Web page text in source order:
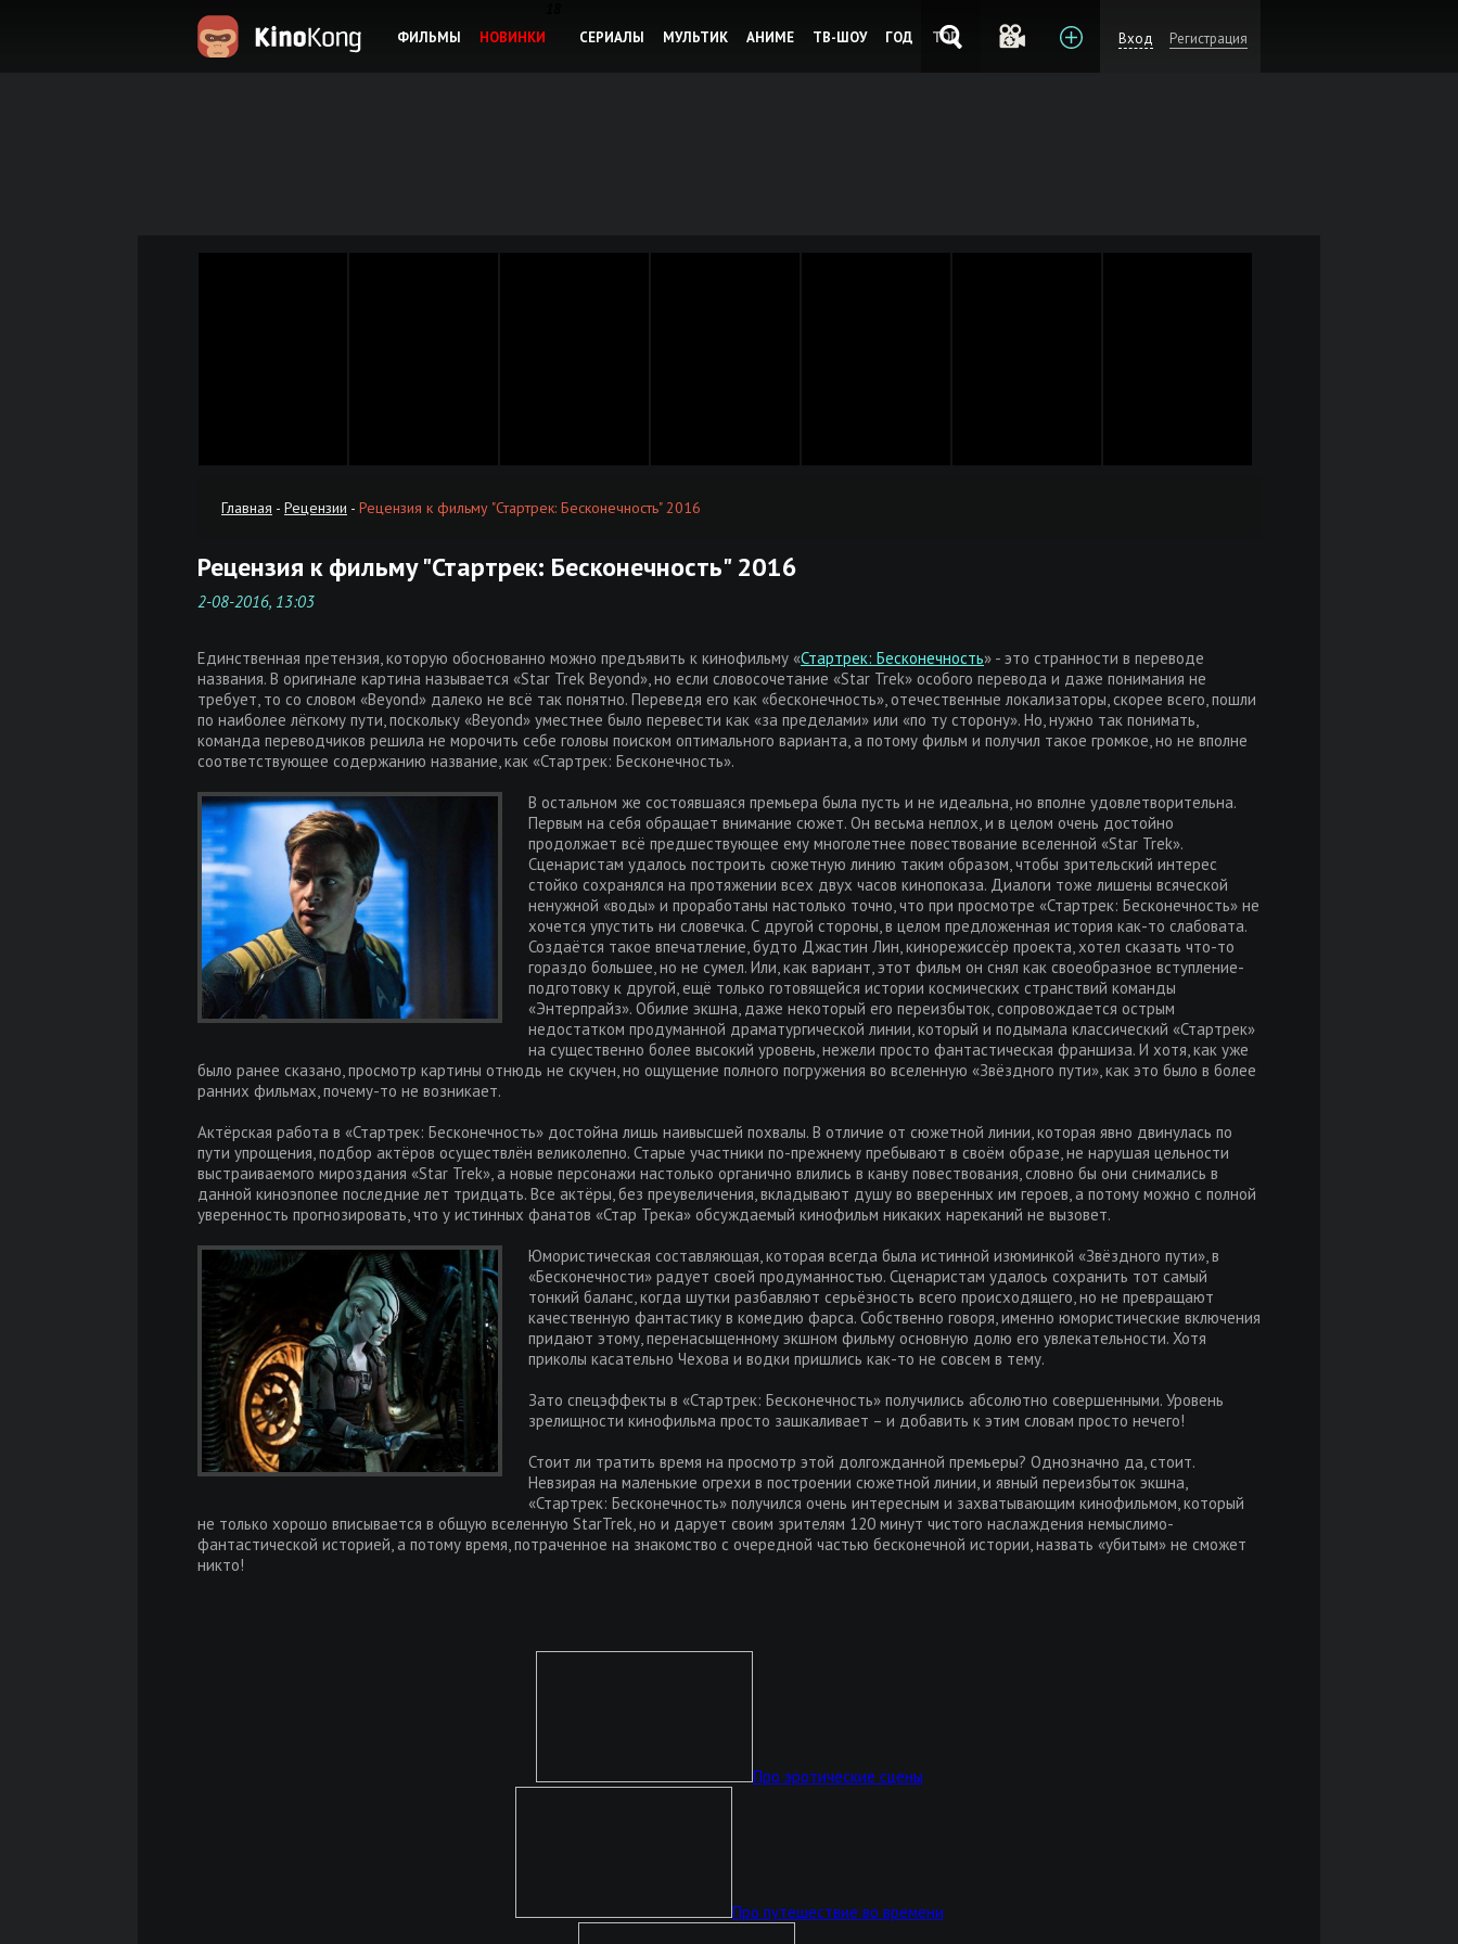
ФИЛЬМЫ НОВИНКИ
СЕРИАЛЫ
МУЛЬТИК АНИМЕ ТВ-ШОУ ГОД ТОП Вход Регистрация
Главная - Рецензии - Рецензия к фильму "Стартрек: Бесконечность" 2016
Рецензия к фильму "Стартрек: Бесконечность" 2016
2-08-2016, 13:03
Единственная претензия, которую обоснованно можно предъявить к кинофильму «Стартрек: Бесконечность» - это странности в переводе
названия. В оригинале картина называется «Star Trek Beyond», но если словосочетание «Star Trek» особого перевода и даже понимания не
требует, то со словом «Beyond» далеко не всё так понятно. Переведя его как «бесконечность», отечественные локализаторы, скорее всего, пошли
по наиболее лёгкому пути, поскольку «Beyond» уместнее было перевести как «за пределами» или «по ту сторону». Но, нужно так понимать,
команда переводчиков решила не морочить себе головы поиском оптимального варианта, а потому фильм и получил такое громкое, но не вполне
соответствующее содержанию название, как «Стартрек: Бесконечность».
В остальном же состоявшаяся премьера была пусть и не идеальна, но вполне удовлетворительна.
Первым на себя обращает внимание сюжет. Он весьма неплох, и в целом очень достойно
продолжает всё предшествующее ему многолетнее повествование вселенной «Star Trek».
Сценаристам удалось построить сюжетную линию таким образом, чтобы зрительский интерес
стойко сохранялся на протяжении всех двух часов кинопоказа. Диалоги тоже лишены всяческой
ненужной «воды» и проработаны настолько точно, что при просмотре «Стартрек: Бесконечность» не
хочется упустить ни словечка. С другой стороны, в целом предложенная история как-то слабовата.
Создаётся такое впечатление, будто Джастин Лин, кинорежиссёр проекта, хотел сказать что-то
гораздо большее, но не сумел. Или, как вариант, этот фильм он снял как своеобразное вступление-
подготовку к другой, ещё только готовящейся истории космических странствий команды
«Энтерпрайз». Обилие экшна, даже некоторый его переизбыток, сопровождается острым
недостатком продуманной драматургической линии, который и подымала классический «Стартрек»
на существенно более высокий уровень, нежели просто фантастическая франшиза. И хотя, как уже
было ранее сказано, просмотр картины отнюдь не скучен, но ощущение полного погружения во вселенную «Звёздного пути», как это было в более
ранних фильмах, почему-то не возникает.
Актёрская работа в «Стартрек: Бесконечность» достойна лишь наивысшей похвалы. В отличие от сюжетной линии, которая явно двинулась по
пути упрощения, подбор актёров осуществлён великолепно. Старые участники по-прежнему пребывают в своём образе, не нарушая цельности
выстраиваемого мироздания «Star Trek», а новые персонажи настолько органично влились в канву повествования, словно бы они снимались в
данной киноэпопее последние лет тридцать. Все актёры, без преувеличения, вкладывают душу во вверенных им героев, а потому можно с полной
уверенность прогнозировать, что у истинных фанатов «Стар Трека» обсуждаемый кинофильм никаких нареканий не вызовет.
Юмористическая составляющая, которая всегда была истинной изюминкой «Звёздного пути», в
«Бесконечности» радует своей продуманностью. Сценаристам удалось сохранить тот самый
тонкий баланс, когда шутки разбавляют серьёзность всего происходящего, но не превращают
качественную фантастику в комедию фарса. Собственно говоря, именно юмористические включения
придают этому, перенасыщенному экшном фильму основную долю его увлекательности. Хотя
приколы касательно Чехова и водки пришлись как-то не совсем в тему.
Зато спецэффекты в «Стартрек: Бесконечность» получились абсолютно совершенными. Уровень
зрелищности кинофильма просто зашкаливает – и добавить к этим словам просто нечего!
Стоит ли тратить время на просмотр этой долгожданной премьеры? Однозначно да, стоит.
Невзирая на маленькие огрехи в построении сюжетной линии, и явный переизбыток экшна,
«Стартрек: Бесконечность» получился очень интересным и захватывающим кинофильмом, который
не только хорошо вписывается в общую вселенную StarTrek, но и дарует своим зрителям 120 минут чистого наслаждения немыслимо-
фантастической историей, а потому время, потраченное на знакомство с очередной частью бесконечной истории, назвать «убитым» не сможет
никто!
Про эротические сцены
Про путешествие во времени